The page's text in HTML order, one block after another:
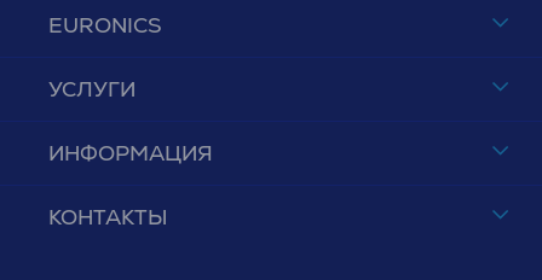
EURONICS
УСЛУГИ
ИНФОРМАЦИЯ
КОНТАКТЫ